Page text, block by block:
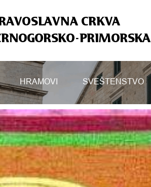
CRKVA
PRIMORSKA
HRAMOVI SVEŠTENSTVO